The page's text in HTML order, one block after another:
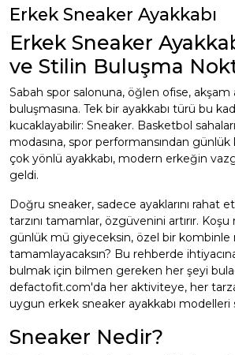
Erkek Sneaker Ayakkabı
Erkek Sneaker
ve Stilin Buluşma
Sabah spor salonuna, öğlen ofise, akşam
buluşmasına. Tek bir ayakkabı türü bu
kucaklayabilir: Sneaker. Basketbol
modasına, spor performansından
çok yönlü ayakkabı, modern erkeğin
geldi.
Doğru sneaker, sadece ayaklarını rahat
tarzını tamamlar, özgüvenini artırır. Koşu
günlük mü giyeceksin, özel bir kombinle
tamamlayacaksın? Bu rehberde
bulmak için bilmen gereken her şeyi
defactofit.com'da her aktiviteye, her
uygun erkek sneaker ayakkabı modelleri
Sneaker Nedir?